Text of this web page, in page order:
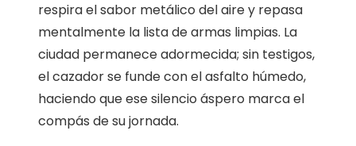
respira el sabor metálico del aire y repasa
mentalmente la lista de armas limpias. La
ciudad permanece adormecida; sin testigos,
el cazador se funde con el asfalto húmedo,
haciendo que ese silencio áspero marca el
compás de su jornada.